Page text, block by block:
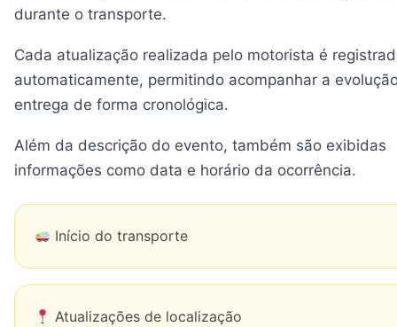
durante o transporte.
Cada atualização realizada pelo motorista é
automaticamente, permitindo acompanhar a
entrega de forma cronológica.
Além da descrição do evento, também são exibidas
informações como data e horário da ocorrência.
Início do transporte
Atualizações de localização